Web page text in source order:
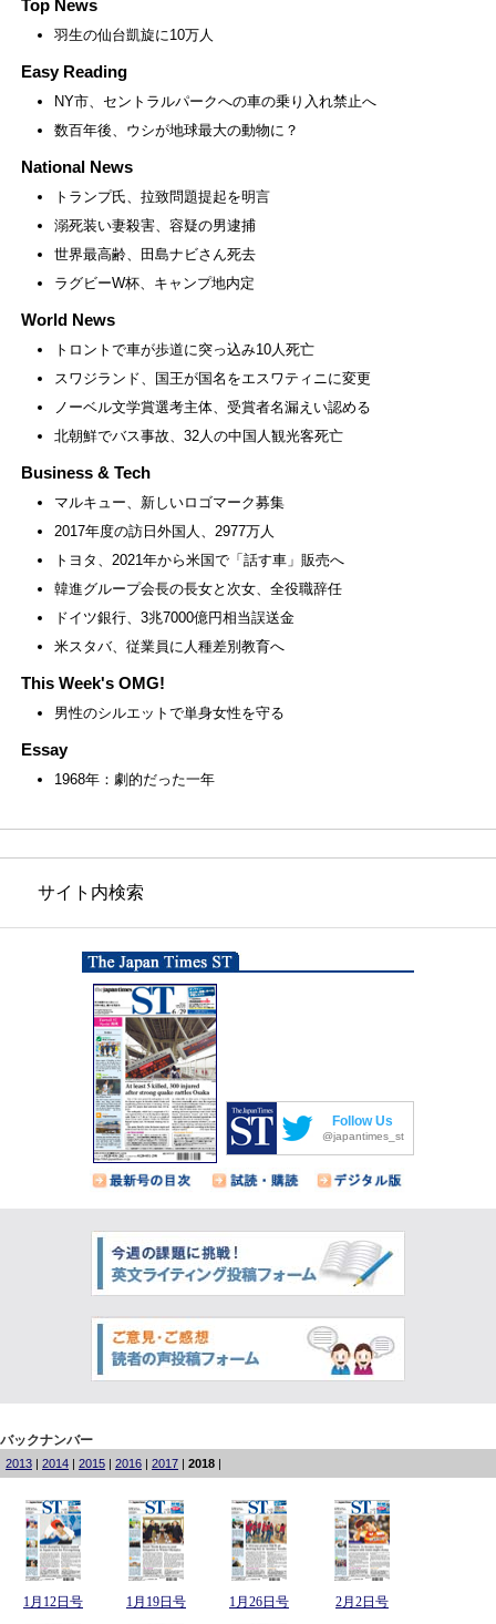
Top News
羽生の仙台凱旋に10万人
Easy Reading
NY市、セントラルパークへの車の乗り入れ禁止へ
数百年後、ウシが地球最大の動物に？
National News
トランプ氏、拉致問題提起を明言
溺死装い妻殺害、容疑の男逮捕
世界最高齢、田島ナビさん死去
ラグビーW杯、キャンプ地内定
World News
トロントで車が歩道に突っ込み10人死亡
スワジランド、国王が国名をエスワティニに変更
ノーベル文学賞選考主体、受賞者名漏えい認める
北朝鮮でバス事故、32人の中国人観光客死亡
Business & Tech
マルキュー、新しいロゴマーク募集
2017年度の訪日外国人、2977万人
トヨタ、2021年から米国で「話す車」販売へ
韓進グループ会長の長女と次女、全役職辞任
ドイツ銀行、3兆7000億円相当誤送金
米スタバ、従業員に人種差別教育へ
This Week's OMG!
男性のシルエットで単身女性を守る
Essay
1968年：劇的だった一年
サイト内検索
Follow Us
@japantimes_st
バックナンバー
2013 2014 2015 2016 2017 2018
1月12日号 1月19日号 1月26日号 2月2日号